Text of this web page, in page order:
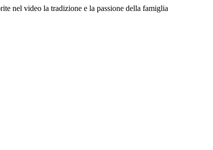
nel video la tradizione e la passione della famiglia